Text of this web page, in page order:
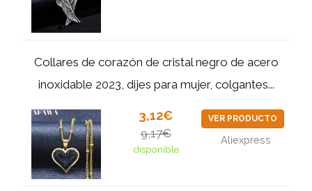
Collares de corazón de cristal negro de acero
inoxidable 2023, dijes para mujer, colgantes...
3,12€
9,17€
disponible
VER PRODUCTO
Aliexpress